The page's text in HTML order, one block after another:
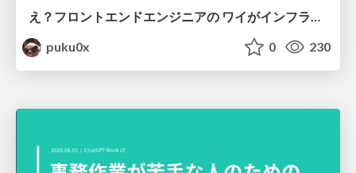
え？フロントエンドエンジニアの ワイがインフラも！？
puku0x
0 230